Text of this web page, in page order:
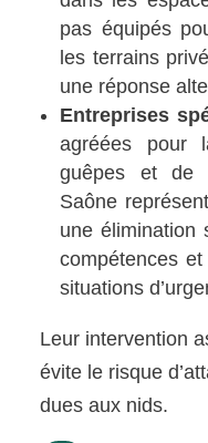
pas équipés
les terrains
une réponse
Entreprises
agréées pour
guêpes et de
Saône
une élimination
compétences
situations
Leur intervention
évite le risque
dues aux nids.